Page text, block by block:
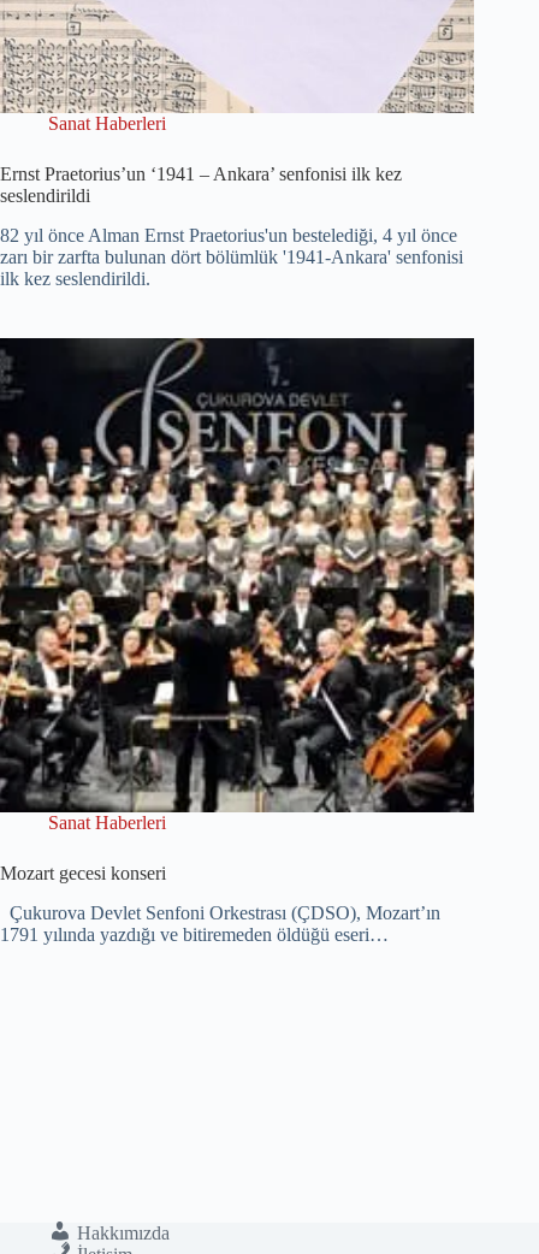
Sanat Haberleri
Ernst Praetorius’un ‘1941 – Ankara’ senfonisi ilk kez
seslendirildi
82 yıl önce Alman Ernst Praetorius'un bestelediği, 4 yıl önce
zarı bir zarfta bulunan dört bölümlük '1941-Ankara' senfonisi
ilk kez seslendirildi.
Sanat Haberleri
Mozart gecesi konseri
Çukurova Devlet Senfoni Orkestrası (ÇDSO), Mozart’ın
1791 yılında yazdığı ve bitiremeden öldüğü eseri…
Hakkımızda